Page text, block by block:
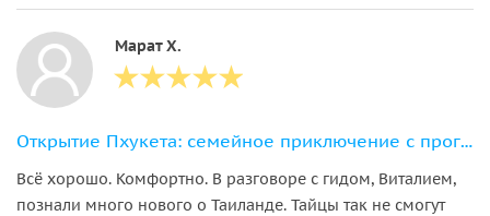
Марат Х.
Открытие Пхукета: семейное приключение с прогулкой со слонами
Всё хорошо. Комфортно. В разговоре с гидом, Виталием,
познали много нового о Таиланде. Тайцы так не смогут